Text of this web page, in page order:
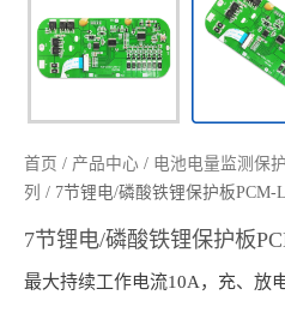
首页 / 产品中心 / 电池电量监测保
列 / 7节锂电/磷酸铁锂保护板PCM-
7节锂电/磷酸铁锂保护板
最大持续工作电流10A，充、放